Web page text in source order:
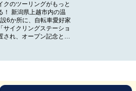
クのツーリングがもっと
！ 新潟県上越市内の温
6か所に、自転車愛好家
サイクリングステーショ
され、オープン記念と…